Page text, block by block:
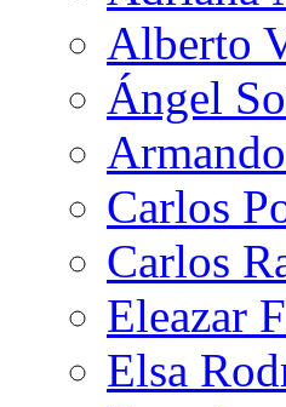
Alberto
Ángel
Carlos
Carlos
Eleazar
Elsa